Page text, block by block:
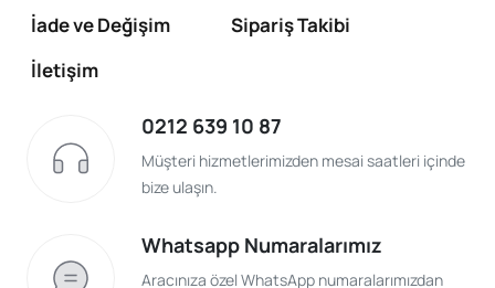
İade ve Değişim
Sipariş Takibi
İletişim
0212 639 10 87
Müşteri hizmetlerimizden mesai saatleri içinde
bize ulaşın.
Whatsapp Numaralarımız
Aracınıza özel WhatsApp numaralarımızdan